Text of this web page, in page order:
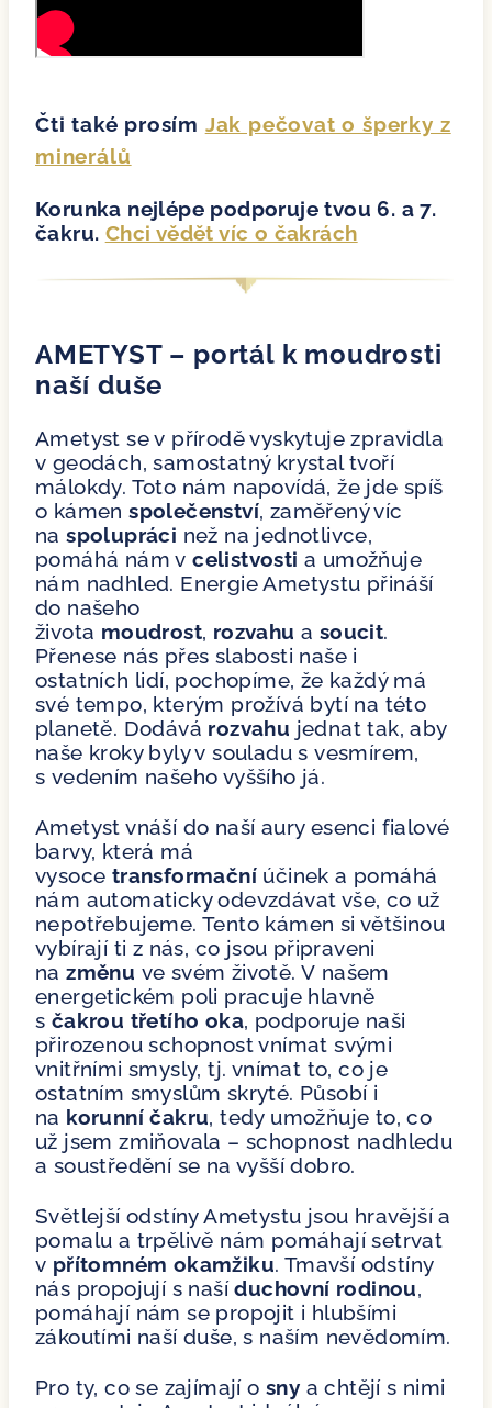
Čti také prosím Jak pečovat o šperky z
minerálů
Korunka nejlépe podporuje tvou 6. a 7.
čakru. Chci vědět víc o čakrách
AMETYST – portál k moudrosti
naší duše
Ametyst se v přírodě vyskytuje zpravidla
v geodách, samostatný krystal tvoří
málokdy. Toto nám napovídá, že jde spíš
o kámenspolečenství, zaměřený víc
naspolupráci než na jednotlivce,
pomáhá nám vcelistvosti a umožňuje
nám nadhled. Energie Ametystu přináší
do našeho
života moudrost, rozvahu a soucit.
Přenese nás přes slabosti naše i
ostatních lidí, pochopíme, že každý má
své tempo, kterým prožívá bytí na této
planetě. Dodává rozvahu jednat tak, aby
naše kroky byly v souladu s vesmírem,
s vedením našeho vyššího já.
Ametyst vnáší do naší aury esenci fialové
barvy, která má
vysoce transformační účinek a pomáhá
nám automaticky odevzdávat vše, co už
nepotřebujeme. Tento kámen si většinou
vybírají ti z nás, co jsou připraveni
nazměnu ve svém životě. V našem
energetickém poli pracuje hlavně
s čakrou třetího oka, podporuje naši
přirozenou schopnost vnímat svými
vnitřními smysly, tj. vnímat to, co je
ostatním smyslům skryté. Působí i
na korunní čakru, tedy umožňuje to, co
už jsem zmiňovala – schopnost nadhledu
a soustředění se na vyšší dobro.
Světlejší odstíny Ametystu jsou hravější a
pomalu a trpělivě nám pomáhají setrvat
v přítomném okamžiku. Tmavší odstíny
nás propojují s našíduchovní rodinou,
pomáhají nám se propojit i hlubšími
zákoutími naší duše, s naším nevědomím.
Pro ty, co se zajímají o sny a chtějí s nimi